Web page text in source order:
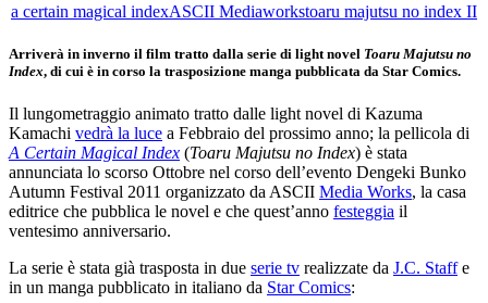
a certain magical indexASCII Mediaworkstoaru majutsu no index II
Arriverà in inverno il film tratto dalla serie di light novel Toaru Majutsu no
Index, di cui è in corso la trasposizione manga pubblicata da Star Comics.
Il lungometraggio animato tratto dalle light novel di Kazuma
Kamachi vedrà la luce a Febbraio del prossimo anno; la pellicola di
A Certain Magical Index (Toaru Majutsu no Index) è stata
annunciata lo scorso Ottobre nel corso dell’evento Dengeki Bunko
Autumn Festival 2011 organizzato da ASCII Media Works, la casa
editrice che pubblica le novel e che quest’anno festeggia il
ventesimo anniversario.
La serie è stata già trasposta in due serie tv realizzate da J.C. Staffe
in un manga pubblicato in italiano da Star Comics: